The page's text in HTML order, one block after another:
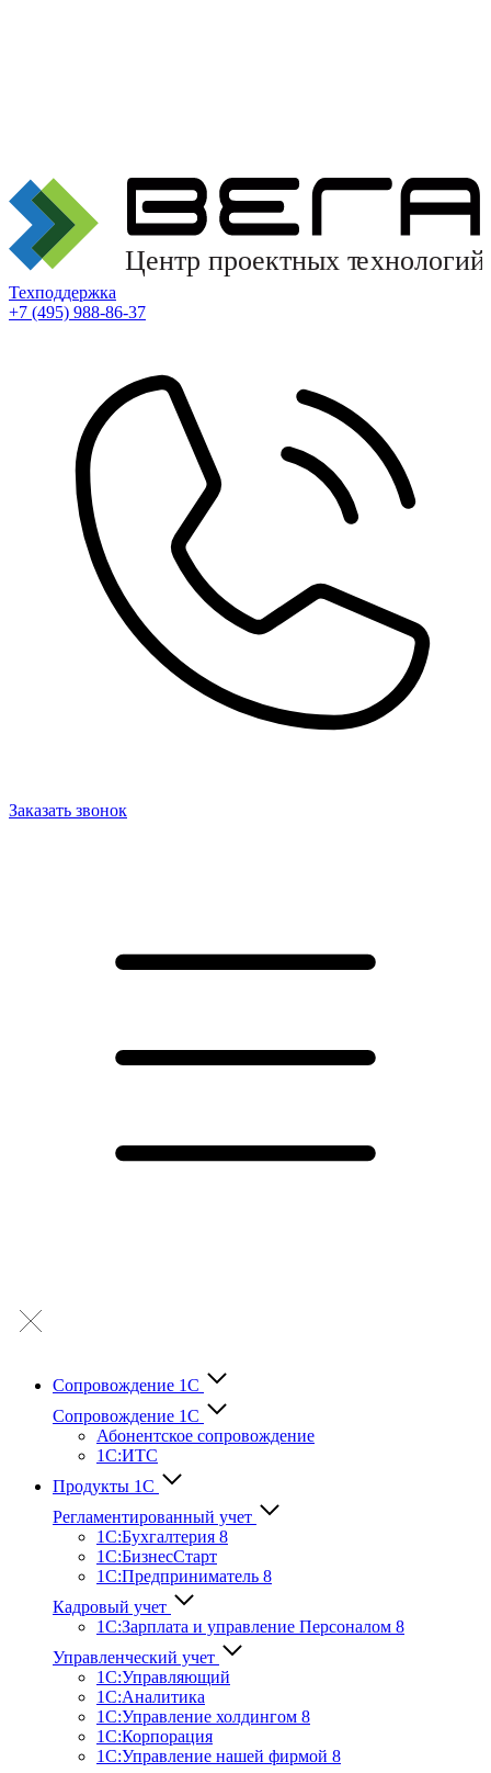
Техподдержка
+7 (495) 988-86-37
Заказать звонок
Сопровождение 1С
Сопровождение 1С
Абонентское сопровождение
1С:ИТС
Продукты 1С
Регламентированный учет
1C:Бухгалтерия 8
1С:БизнесСтарт
1C:Предприниматель 8
Кадровый учет
1С:Зарплата и управление Персона­лом 8
Управленческий учет
1С:Управляющий
1С:Аналитика
1С:Управление холдингом 8
1С:Корпорация
1С:Управление нашей фирмой 8